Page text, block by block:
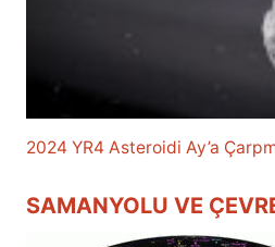
2024 YR4 Asteroidi Ay’a
SAMANYOLU VE